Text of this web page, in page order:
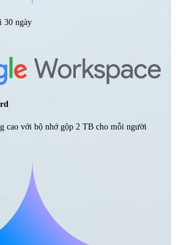
30 ngày
cao với bộ nhớ gộp 2 TB cho mỗi người